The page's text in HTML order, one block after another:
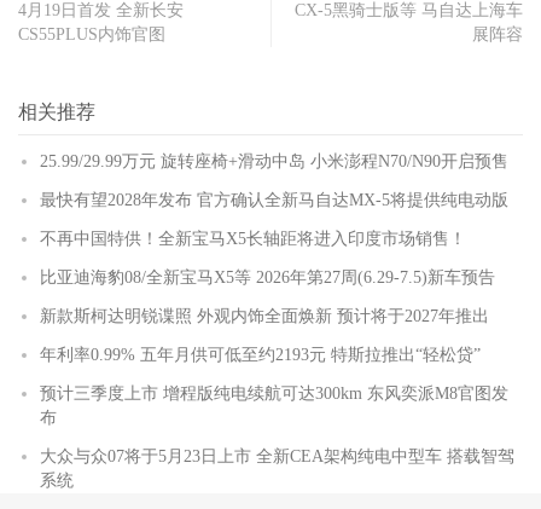
4月19日首发 全新长安
CS55PLUS内饰官图
CX-5黑骑士版等 马自达上海车
展阵容
相关推荐
25.99/29.99万元 旋转座椅+滑动中岛 小米澎程N70/N90开启预售
最快有望2028年发布 官方确认全新马自达MX-5将提供纯电动版
不再中国特供！全新宝马X5长轴距将进入印度市场销售！
比亚迪海豹08/全新宝马X5等 2026年第27周(6.29-7.5)新车预告
新款斯柯达明锐谍照 外观内饰全面焕新 预计将于2027年推出
年利率0.99% 五年月供可低至约2193元 特斯拉推出“轻松贷”
预计三季度上市 增程版纯电续航可达300km 东风奕派M8官图发
布
大众与众07将于5月23日上市 全新CEA架构纯电中型车 搭载智驾
系统